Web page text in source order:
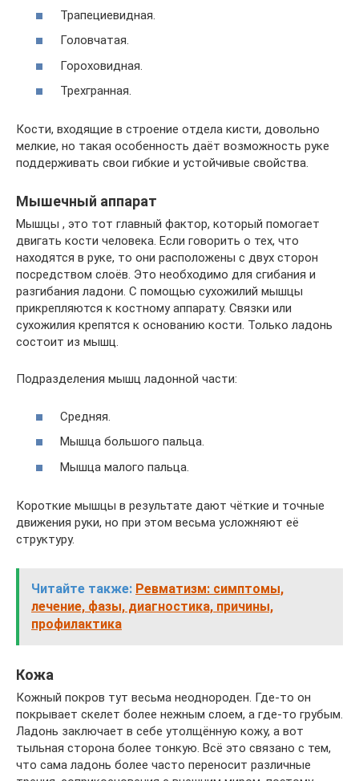
Трапециевидная.
Головчатая.
Гороховидная.
Трехгранная.
Кости, входящие в строение отдела кисти, довольно
мелкие, но такая особенность даёт возможность руке
поддерживать свои гибкие и устойчивые свойства.
Мышечный аппарат
Мышцы , это тот главный фактор, который помогает
двигать кости человека. Если говорить о тех, что
находятся в руке, то они расположены с двух сторон
посредством слоёв. Это необходимо для сгибания и
разгибания ладони. С помощью сухожилий мышцы
прикрепляются к костному аппарату. Связки или
сухожилия крепятся к основанию кости. Только ладонь
состоит из мышц.
Подразделения мышц ладонной части:
Средняя.
Мышца большого пальца.
Мышца малого пальца.
Короткие мышцы в результате дают чёткие и точные
движения руки, но при этом весьма усложняют её
структуру.
Читайте также: Ревматизм: симптомы,
лечение, фазы, диагностика, причины,
профилактика
Кожа
Кожный покров тут весьма неоднороден. Где-то он
покрывает скелет более нежным слоем, а где-то грубым.
Ладонь заключает в себе утолщённую кожу, а вот
тыльная сторона более тонкую. Всё это связано с тем,
что сама ладонь более часто переносит различные